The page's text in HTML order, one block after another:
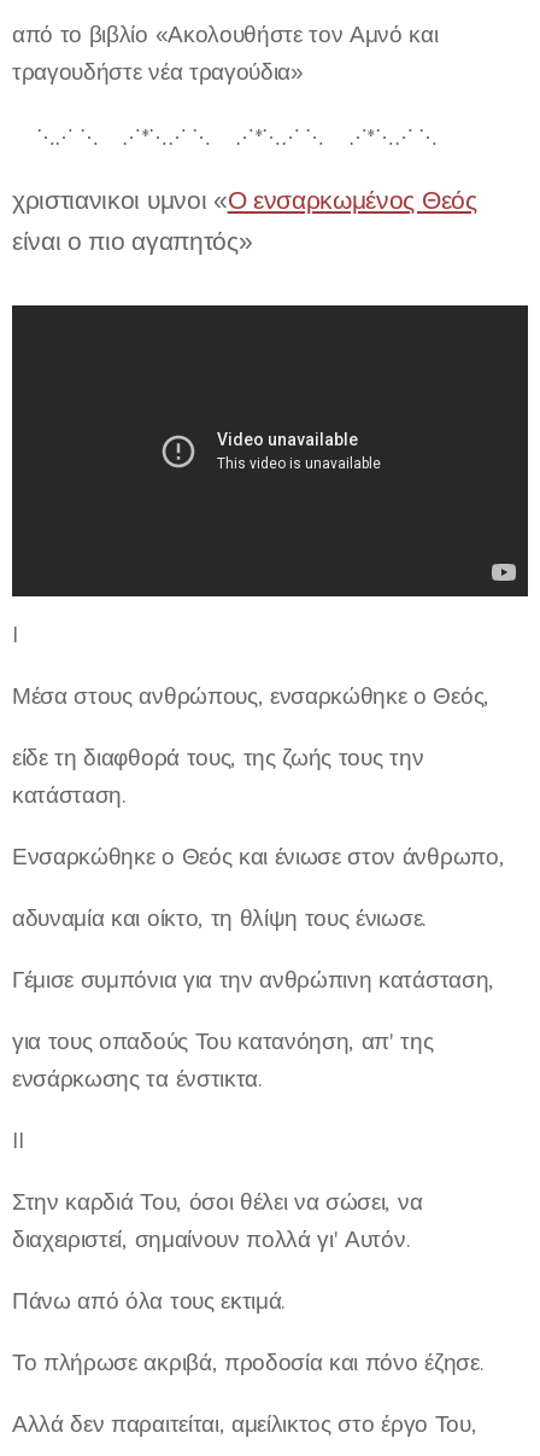
από το βιβλίο «Ακολουθήστε τον Αμνό και
τραγουδήστε νέα τραγούδια»
💕⋱⋰ ⋱💗⋰*⋱⋰ ⋱💗⋰*⋱⋰ ⋱💗⋰*⋱⋰ ⋱💗
χριστιανικοι υμνοι «Ο ενσαρκωμένος Θεός
είναι ο πιο αγαπητός»
I
Μέσα στους ανθρώπους, ενσαρκώθηκε ο Θεός,
είδε τη διαφθορά τους, της ζωής τους την
κατάσταση.
Ενσαρκώθηκε ο Θεός και ένιωσε στον άνθρωπο,
αδυναμία και οίκτο, τη θλίψη τους ένιωσε.
Γέμισε συμπόνια για την ανθρώπινη κατάσταση,
για τους οπαδούς Του κατανόηση, απ' της
ενσάρκωσης τα ένστικτα.
II
Στην καρδιά Του, όσοι θέλει να σώσει, να
διαχειριστεί, σημαίνουν πολλά γι' Αυτόν.
Πάνω από όλα τους εκτιμά.
Το πλήρωσε ακριβά, προδοσία και πόνο έζησε.
Αλλά δεν παραιτείται, αμείλικτος στο έργο Του,